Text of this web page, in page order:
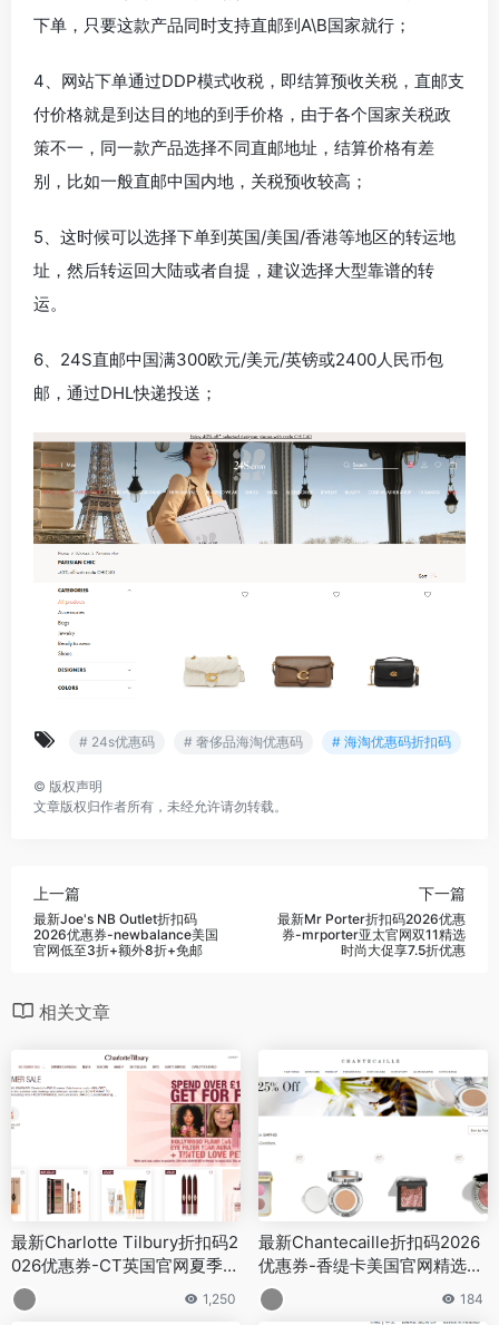
下单，只要这款产品同时支持直邮到A\B国家就行；
4、网站下单通过DDP模式收税，即结算预收关税，直邮支
付价格就是到达目的地的到手价格，由于各个国家关税政
策不一，同一款产品选择不同直邮地址，结算价格有差
别，比如一般直邮中国内地，关税预收较高；
5、这时候可以选择下单到英国/美国/香港等地区的转运地
址，然后转运回大陆或者自提，建议选择大型靠谱的转
运。
6、24S直邮中国满300欧元/美元/英镑或2400人民币包
邮，通过DHL快递投送；
# 24s优惠码 # 奢侈品海淘优惠码 # 海淘优惠码折扣码
© 版权声明
文章版权归作者所有，未经允许请勿转载。
上一篇
最新Joe's NB Outlet折扣码
2026优惠券-newbalance美国
官网低至3折+额外8折+免邮
下一篇
最新Mr Porter折扣码2026优惠
券-mrporter亚太官网双11精选
时尚大促享7.5折优惠
相关文章
最新Charlotte Tilbury折扣码2
026优惠券-CT英国官网夏季大
促低至6折+满送2正装
1,250
最新Chantecaille折扣码2026
优惠券-香缇卡美国官网精选商
品第2件7.5折促销 满$250送钻
石护肤3件套
184